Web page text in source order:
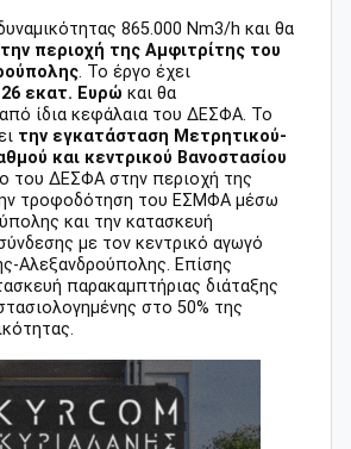
865.000 Νm3/h και θα
περιοχή της Αμφιτρίτης του
. Το έργο έχει
εκατ. Ευρώ και θα
ίδια κεφάλαια του ΔΕΣΦΑ. Το
την εγκατάσταση Μετρητικού-
και κεντρικού Βανοστασίου
του ΔΕΣΦΑ στην περιοχή της
τροφοδότηση του ΕΣΜΦΑ μέσω
και την κατασκευή
με τον κεντρικό αγωγό
Αλεξανδρούπολης. Επίσης
παρακαμπτήριας διάταξης
στο 50% της